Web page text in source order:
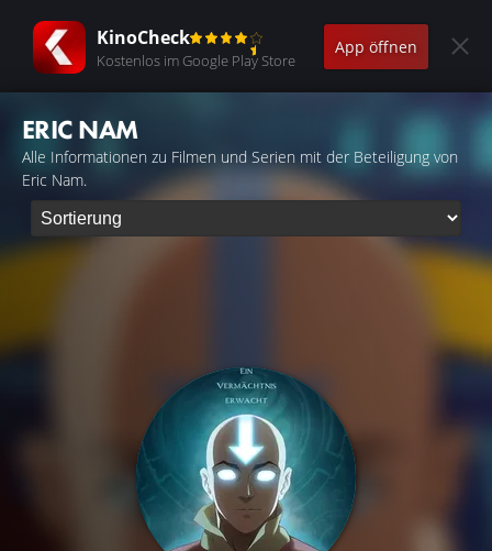
KinoCheck
Kostenlos im Google Play Store
App öffnen
ERIC NAM
Alle Informationen zu Filmen und Serien mit der Beteiligung von
Eric Nam.